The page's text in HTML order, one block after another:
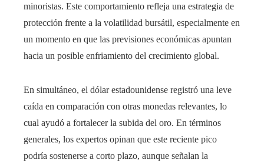
minoristas. Este comportamiento refleja una estrategia de
protección frente a la volatilidad bursátil, especialmente en
un momento en que las previsiones económicas apuntan
hacia un posible enfriamiento del crecimiento global.
En simultáneo, el dólar estadounidense registró una leve
caída en comparación con otras monedas relevantes, lo
cual ayudó a fortalecer la subida del oro. En términos
generales, los expertos opinan que este reciente pico
podría sostenerse a corto plazo, aunque señalan la